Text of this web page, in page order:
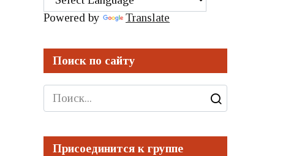
Powered by Translate
Поиск по сайту
Search
for:
Присоединится к группе